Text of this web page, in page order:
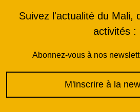
Suivez l'actualité du Mali,
activités :
Abonnez-vous à nos
M'inscrire à la